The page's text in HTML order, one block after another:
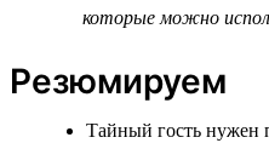
которые можно
Резюмируем
Тайный гость нужен